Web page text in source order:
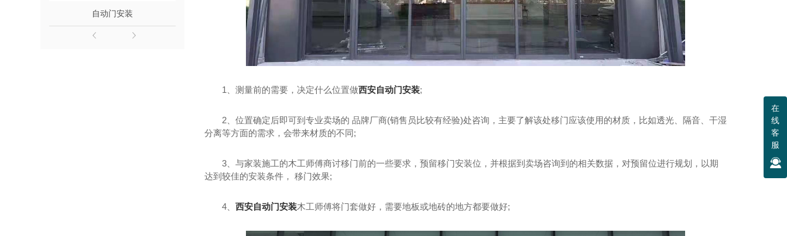
自动门安装 铜门施工 旋转门价格 松下系列自动门
1、测量前的需要，决定什么位置做西安自动门安装;
2、位置确定后即可到专业卖场的 品牌厂商(销售员比较有经验)处咨询，主要了解该处移门应该使用的材质，比如透光、隔音、干湿
分离等方面的需求，会带来材质的不同;
3、与家装施工的木工师傅商讨移门前的一些要求，预留移门安装位，并根据到卖场咨询到的相关数据，对预留位进行规划，以期
达到较佳的安装条件， 移门效果;
4、 西安自动门安装木工师傅将门套做好，需要地板或地砖的地方都要做好;
在
线
客
服